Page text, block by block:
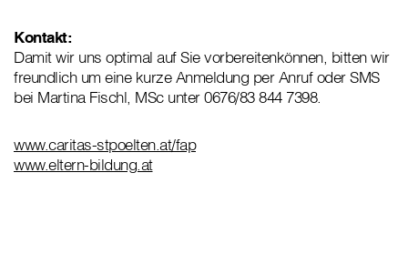
Kontakt:
Damit wir uns optimal auf Sie vorbereitenkönnen, bitten wir
freundlich um eine kurze Anmeldung per Anruf oder SMS
bei Martina Fischl, MSc unter 0676/83 844 7398.
www.caritas-stpoelten.at/fap
www.eltern-bildung.at